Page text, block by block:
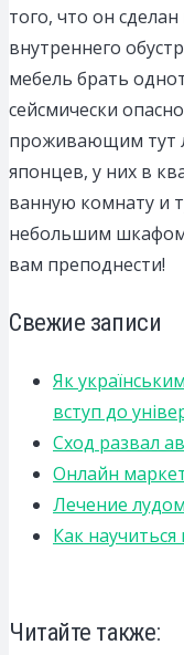
того, что он
внутреннего
мебель брать
сейсмически
проживающим тут
японцев, у них в
ванную комнату и
небольшим
вам преподнести!
Свежие записи
Як
вступ до
Сход развал
Онлайн
Лечение
Как
Читайте также: